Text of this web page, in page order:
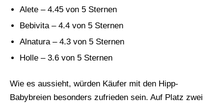
Alete – 4.45 von 5 Sternen
Bebivita – 4.4 von 5 Sternen
Alnatura – 4.3 von 5 Sternen
Holle – 3.6 von 5 Sternen
Wie es aussieht, würden Käufer mit den Hipp-
Babybreien besonders zufrieden sein. Auf Platz zwei